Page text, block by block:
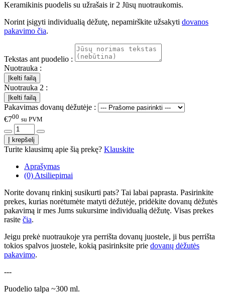
Keramikinis puodelis su užrašais ir 2 Jūsų nuotraukomis.
Norint įsigyti individualią dėžutę, nepamirškite užsakyti dovanos
pakavimo čia.
Tekstas ant puodelio :
Nuotrauka :
Nuotrauka 2 :
Pakavimas dovanų dėžutėje :
€700 su PVM
Turite klausimų apie šią prekę? Klauskite
Aprašymas
(0) Atsiliepimai
Norite dovanų rinkinį susikurti pats? Tai labai paprasta. Pasirinkite
prekes, kurias norėtumėte matyti dėžutėje, pridėkite dovanų dėžutės
pakavimą ir mes Jums sukursime individualią dėžutę. Visas prekes
rasite čia.
Jeigu prekė nuotraukoje yra perrišta dovanų juostele, ji bus perrišta
tokios spalvos juostele, kokią pasirinksite prie dovanų dėžutės
pakavimo.
---
Puodelio talpa ~300 ml.